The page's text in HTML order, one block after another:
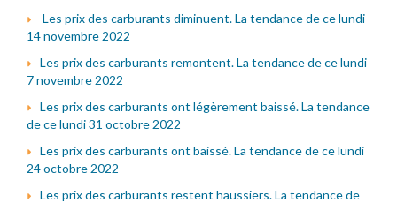
Les prix des carburants diminuent. La tendance de ce lundi
14 novembre 2022
Les prix des carburants remontent. La tendance de ce lundi
7 novembre 2022
Les prix des carburants ont légèrement baissé. La tendance
de ce lundi 31 octobre 2022
Les prix des carburants ont baissé. La tendance de ce lundi
24 octobre 2022
Les prix des carburants restent haussiers. La tendance de